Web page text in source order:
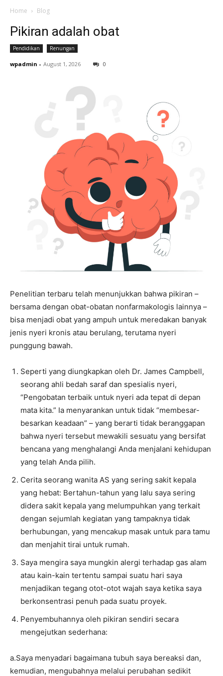
Home Blog
Pikiran adalah obat
Pendidikan Renungan
wpadmin - August 1, 2026 0
Penelitian terbaru telah menunjukkan bahwa pikiran –
bersama dengan obat-obatan nonfarmakologis lainnya –
bisa menjadi obat yang ampuh untuk meredakan banyak
jenis nyeri kronis atau berulang, terutama nyeri
punggung bawah.
Seperti yang diungkapkan oleh Dr. James Campbell,
seorang ahli bedah saraf dan spesialis nyeri,
“Pengobatan terbaik untuk nyeri ada tepat di depan
mata kita.” Ia menyarankan untuk tidak “membesar-
besarkan keadaan” – yang berarti tidak beranggapan
bahwa nyeri tersebut mewakili sesuatu yang bersifat
bencana yang menghalangi Anda menjalani kehidupan
yang telah Anda pilih.
Cerita seorang wanita AS yang sering sakit kepala
yang hebat: Bertahun-tahun yang lalu saya sering
didera sakit kepala yang melumpuhkan yang terkait
dengan sejumlah kegiatan yang tampaknya tidak
berhubungan, yang mencakup masak untuk para tamu
dan menjahit tirai untuk rumah.
Saya mengira saya mungkin alergi terhadap gas alam
atau kain-kain tertentu sampai suatu hari saya
menjadikan tegang otot-otot wajah saya ketika saya
berkonsentrasi penuh pada suatu proyek.
Penyembuhannya oleh pikiran sendiri secara
mengejutkan sederhana:
a.Saya menyadari bagaimana tubuh saya bereaksi dan,
kemudian, mengubahnya melalui perubahan sedikit